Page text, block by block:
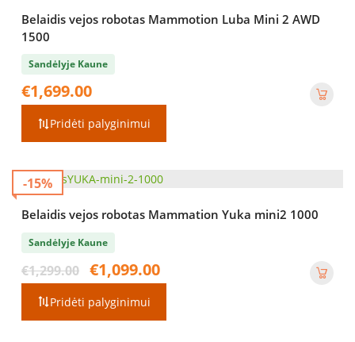
Belaidis vejos robotas Mammotion Luba Mini 2 AWD
1500
Sandėlyje Kaune
€1,699.00
Pridėti palyginimui
-15%
Belaidis vejos robotas Mammation Yuka mini2 1000
Sandėlyje Kaune
€1,299.00
Original
price
was:
€1,299.00.
€1,099.00
Pridėti palyginimui